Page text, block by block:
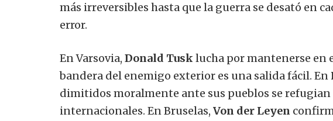
más irreversibles hasta que la guerra se desató en
error.
En Varsovia, Donald Tusk lucha por mantenerse en
bandera del enemigo exterior es una salida fácil. En
dimitidos moralmente ante sus pueblos se
internacionales. En Bruselas, Von der Leyen